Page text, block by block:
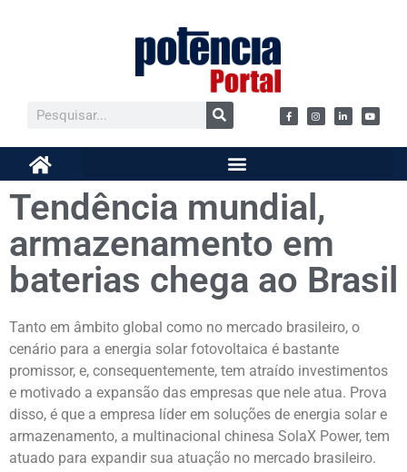
Tendência mundial,
armazenamento em
baterias chega ao Brasil
Tanto em âmbito global como no mercado brasileiro, o
cenário para a energia solar fotovoltaica é bastante
promissor, e, consequentemente, tem atraído investimentos
e motivado a expansão das empresas que nele atua. Prova
disso, é que a empresa líder em soluções de energia solar e
armazenamento, a multinacional chinesa SolaX Power, tem
atuado para expandir sua atuação no mercado brasileiro.